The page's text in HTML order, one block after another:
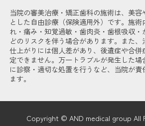
当院の審美治療・矯正歯科の施術は、美
とした自由診療（保険適用外）です。施
れ・痛み・知覚過敏・歯肉炎・歯根吸収
どのリスクを伴う場合があります。また、
仕上がりには個人差があり、後遺症や合
定できません。万一トラブルが発生した
に診察・適切な処置を行うなど、当院が
ます。
Copyright © AND medical group All